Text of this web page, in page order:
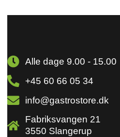
Alle dage 9.00 - 15.00
+45 60 66 05 34
info@gastrostore.dk
Fabriksvangen 21
3550 Slangerup